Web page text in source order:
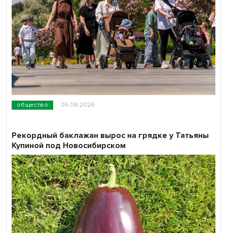
общество 05.08.2026
Рекордный баклажан вырос на грядке у Татьяны
Купиной под Новосибирском